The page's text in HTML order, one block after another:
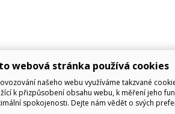
webová stránka používá cookies
našeho webu využíváme takzvané
k přizpůsobení obsahu webu, k měření jeho
spokojenosti. Dejte nám vědět o svých